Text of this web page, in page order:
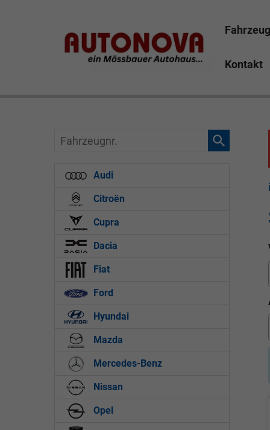
Skoda Kamiq Mössbauer Autonova Bayreuth Brucker
Kontakt
Fahrzeugnr.
Audi
Citroën
Cupra
Dacia
Fiat
Ford
Hyundai
Mazda
Mercedes-Benz
Nissan
Opel